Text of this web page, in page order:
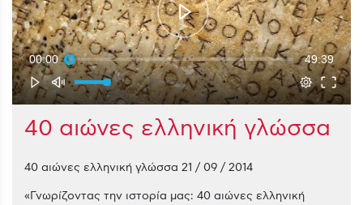
00:00 49:39
40 αιώνες ελληνική γλώσσα
40 αιώνες ελληνική γλώσσα 21 / 09 / 2014
«Γνωρίζοντας την ιστορία μας: 40 αιώνες ελληνική